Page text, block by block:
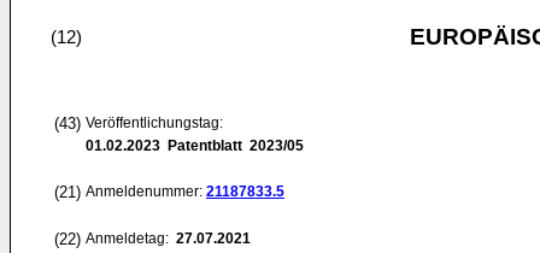
(12)
(43) Veröffentlichungstag:
01.02.2023 Patentblatt 2023/05
(21) Anmeldenummer: 21187833.5
(22) Anmeldetag: 27.07.2021